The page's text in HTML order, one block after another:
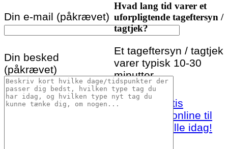
Din e-mail (påkrævet)
Din besked
(påkrævet)
Hvad lang tid varer et
uforpligtende tageftersyn /
tagtjek?
Et tageftersyn / tagtjek
varer typisk 10-30
minutter.
Bestil et gratis
tageftersyn online til
Dronningmølle idag!